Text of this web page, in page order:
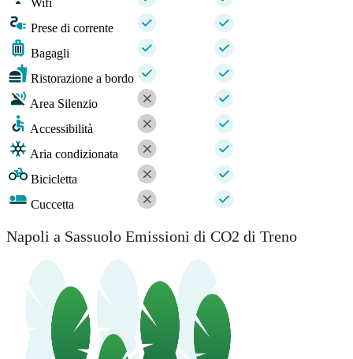
Wifi
Prese di corrente
Bagagli
Ristorazione a bordo
Area Silenzio
Accessibilità
Aria condizionata
Bicicletta
Cuccetta
Napoli a Sassuolo Emissioni di CO2 di Treno